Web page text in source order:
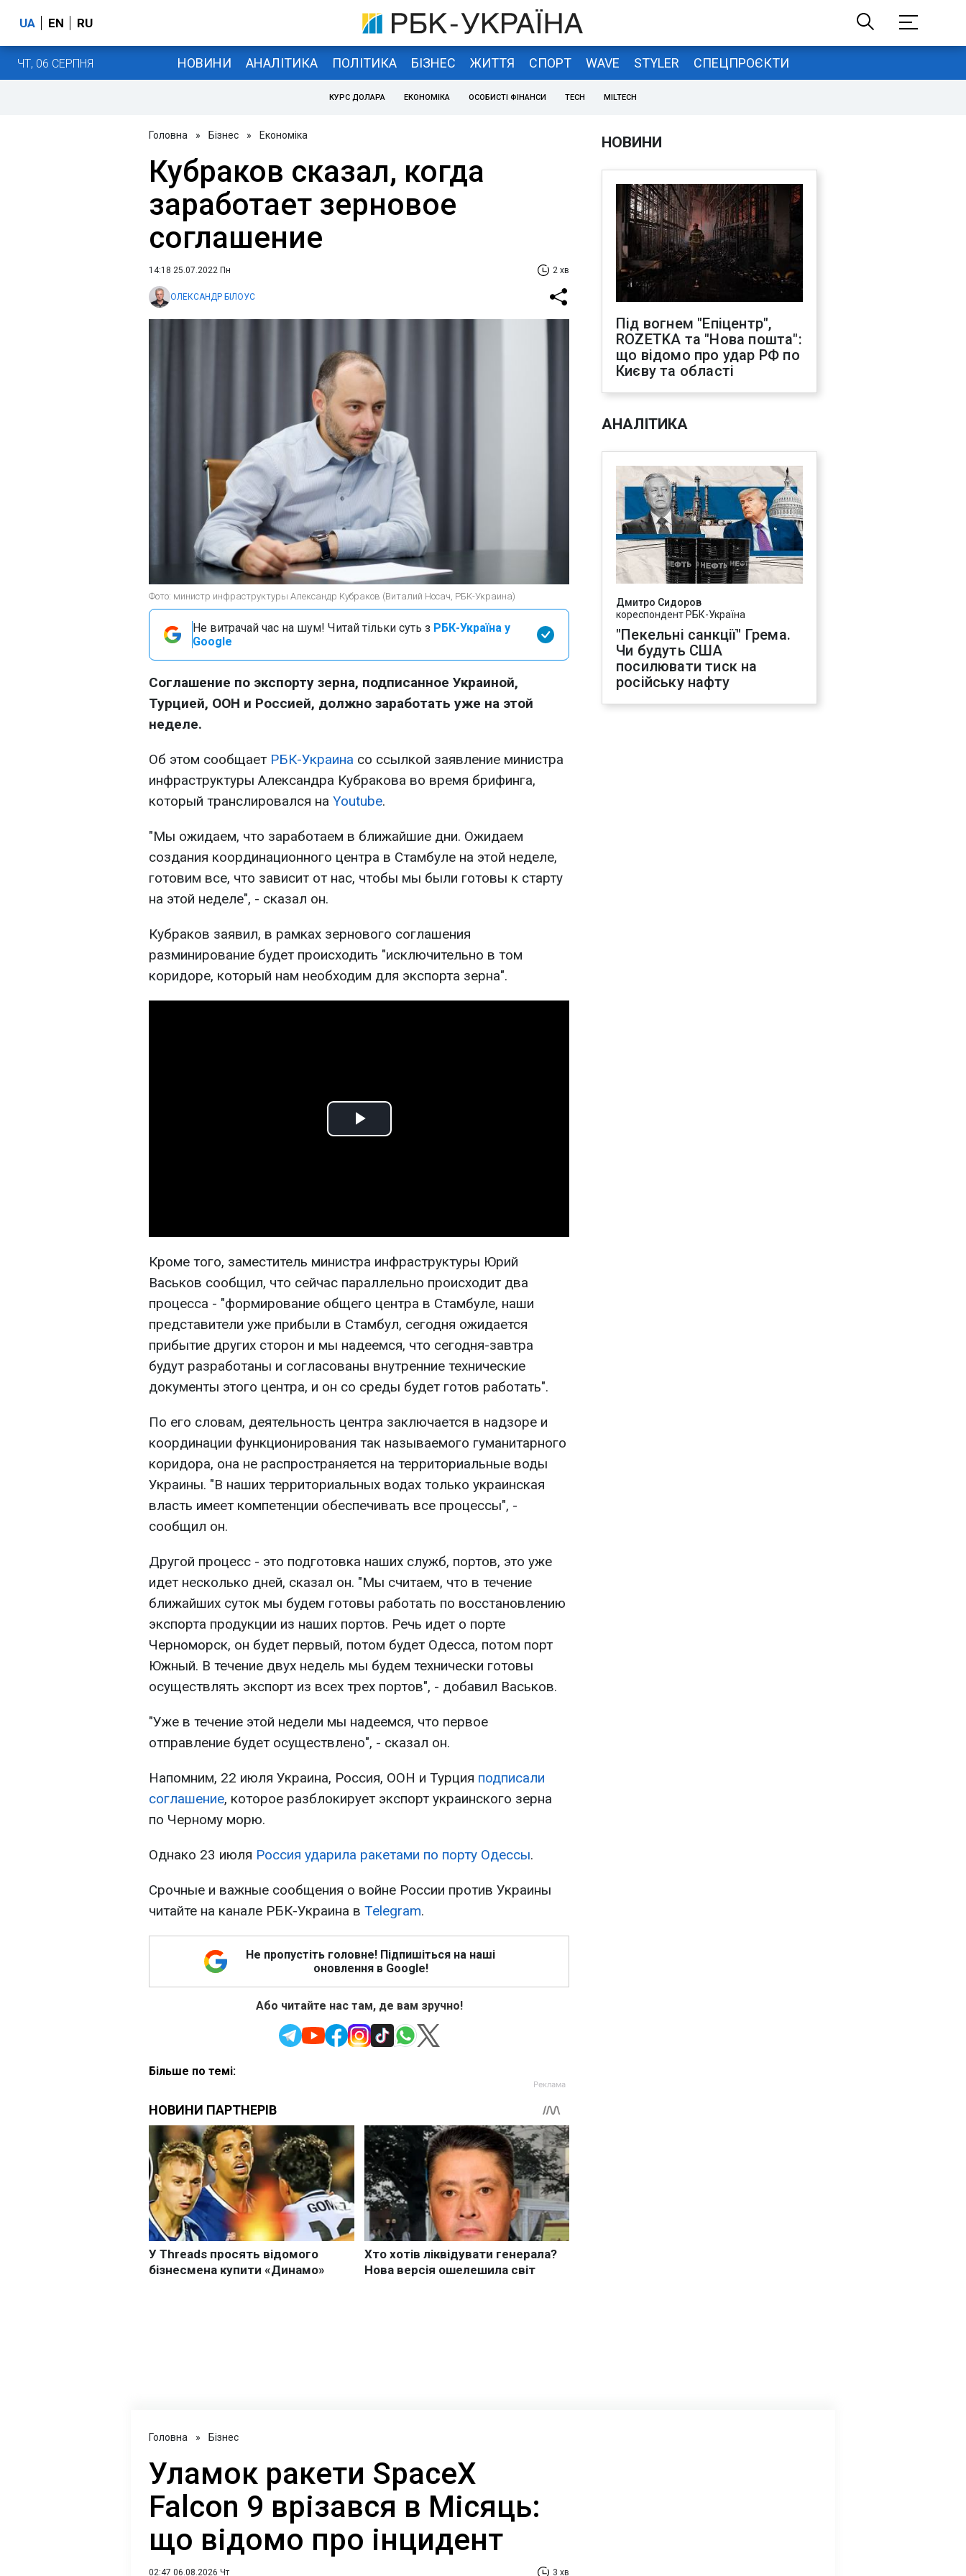
UA EN RU
ЧТ, 06 СЕРПНЯ НОВИНИ АНАЛІТИКА ПОЛІТИКА БІЗНЕС ЖИТТЯ СПОРТ WAVE STYLER СПЕЦПРОЄКТИ
КУРС ДОЛАРА ЕКОНОМІКА ОСОБИСТІ ФІНАНСИ TECH MILTECH
Головна » Бізнес » Економіка
Кубраков сказал, когда
заработает зерновое
соглашение
14:18 25.07.2022 Пн 2 хв
ОЛЕКСАНДР БІЛОУС
Фото: министр инфраструктуры Александр Кубраков (Виталий Носач, РБК-Украина)
Не витрачай час на шум! Читай тільки суть з РБК-Україна у
Google
Соглашение по экспорту зерна, подписанное Украиной,
Турцией, ООН и Россией, должно заработать уже на этой
неделе.
Об этом сообщает РБК-Украина со ссылкой заявление министра
инфраструктуры Александра Кубракова во время брифинга,
который транслировался на Youtube.
"Мы ожидаем, что заработаем в ближайшие дни. Ожидаем
создания координационного центра в Стамбуле на этой неделе,
готовим все, что зависит от нас, чтобы мы были готовы к старту
на этой неделе", - сказал он.
Кубраков заявил, в рамках зернового соглашения
разминирование будет происходить "исключительно в том
коридоре, который нам необходим для экспорта зерна".
Play
Кроме того, заместитель министра инфраструктуры Юрий
Васьков сообщил, что сейчас параллельно происходит два
процесса - "формирование общего центра в Стамбуле, наши
представители уже прибыли в Стамбул, сегодня ожидается
прибытие других сторон и мы надеемся, что сегодня-завтра
будут разработаны и согласованы внутренние технические
документы этого центра, и он со среды будет готов работать".
По его словам, деятельность центра заключается в надзоре и
координации функционирования так называемого гуманитарного
коридора, она не распространяется на территориальные воды
Украины. "В наших территориальных водах только украинская
власть имеет компетенции обеспечивать все процессы", -
сообщил он.
Другой процесс - это подготовка наших служб, портов, это уже
идет несколько дней, сказал он. "Мы считаем, что в течение
ближайших суток мы будем готовы работать по восстановлению
экспорта продукции из наших портов. Речь идет о порте
Черноморск, он будет первый, потом будет Одесса, потом порт
Южный. В течение двух недель мы будем технически готовы
осуществлять экспорт из всех трех портов", - добавил Васьков.
"Уже в течение этой недели мы надеемся, что первое
отправление будет осуществлено", - сказал он.
Напомним, 22 июля Украина, Россия, ООН и Турция подписали
соглашение, которое разблокирует экспорт украинского зерна
по Черному морю.
Однако 23 июля Россия ударила ракетами по порту Одессы.
Срочные и важные сообщения о войне России против Украины
читайте на канале РБК-Украина в Telegram.
Не пропустіть головне! Підпишіться на наші
оновлення в Google!
Або читайте нас там, де вам зручно!
Більше по темі:
НОВИНИ
Під вогнем "Епіцентр",
ROZETKA та "Нова пошта":
що відомо про удар РФ по
Києву та області
АНАЛІТИКА
Дмитро Сидоров
кореспондент РБК-Україна
"Пекельні санкції" Грема.
Чи будуть США
посилювати тиск на
російську нафту
Головна » Бізнес
Уламок ракети SpaceX
Falcon 9 врізався в Місяць:
що відомо про інцидент
02:47 06.08.2026 Чт 3 хв